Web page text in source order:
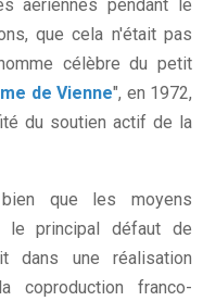
aériennes pendant le
que cela n'était pas
célèbre du petit
de Vienne", en 1972,
du soutien actif de la
bien que les moyens
le principal défaut de
dans une réalisation
coproduction franco-